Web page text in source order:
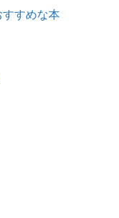
すすめな本